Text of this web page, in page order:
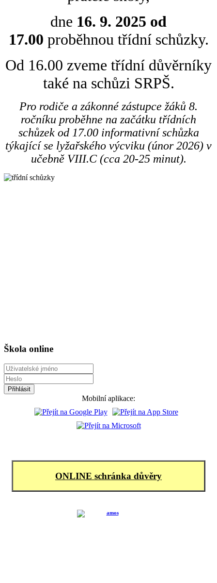
dne 16. 9. 2025 od
17.00 proběhnou třídní schůzky.
Od 16.00 zveme třídní důvěrníky
také na schůzi SRPŠ.
Pro rodiče a zákonné zástupce žáků 8.
ročníku proběhne na začátku třídních
schůzek od 17.00 informativní schůzka
týkající se lyžařského výcviku (únor 2026) v
učebně VIII.C (cca 20-25 minut).
Škola online
Mobilní aplikace:
ONLINE schránka důvěry